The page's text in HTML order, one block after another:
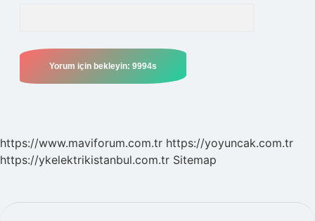
https://www.maviforum.com.tr https://yoyuncak.com.tr
https://ykelektrikistanbul.com.tr Sitemap